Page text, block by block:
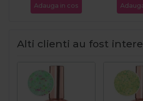
Adauga in cos
Alti clienti au fost